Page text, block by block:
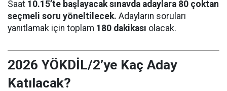
Saat 10.15’te başlayacak sınavda adaylara 80 çoktan
seçmeli soru yöneltilecek. Adayların soruları
yanıtlamak için toplam 180 dakikası olacak.
2026 YÖKDİL/2’ye Kaç Aday
Katılacak?